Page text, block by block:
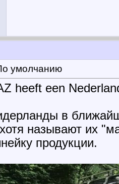
heeft een
в
называют их
продукции.